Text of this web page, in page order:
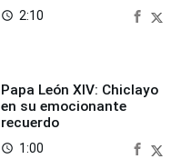
access_time 2:10
Papa León XIV: Chiclayo
en su emocionante
recuerdo
access_time 1:00